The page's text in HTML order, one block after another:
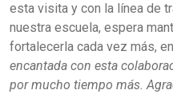
esta visita y con la línea de
nuestra escuela, espera
fortalecerla cada vez más,
encantada con esta
por mucho tiempo más.